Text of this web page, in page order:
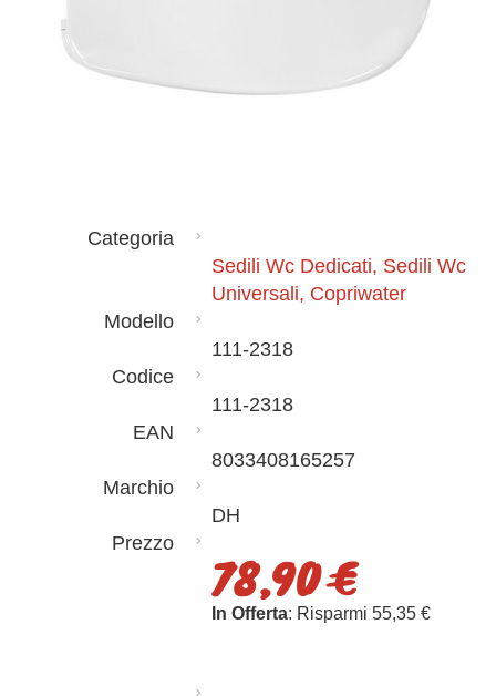
Categoria
Sedili Wc Dedicati, Sedili Wc
Universali, Copriwater
Modello
111-2318
Codice
111-2318
EAN
8033408165257
Marchio
DH
Prezzo
78,90 €
In Offerta: Risparmi 55,35 €